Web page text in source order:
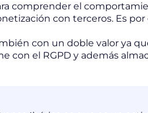
comprender el
con terceros. Es
con un doble valor ya
con el RGPD y además